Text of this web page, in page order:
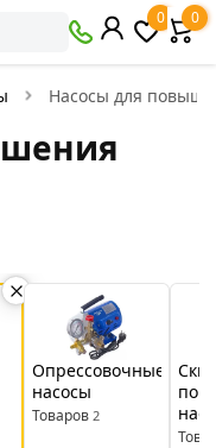
0 0
Насосы для
Опрессовочные
насосы
Товаров 2